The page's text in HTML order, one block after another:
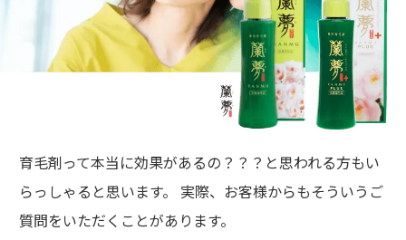
育毛剤って本当に効果があるの？？？と思われる方もい
らっしゃると思います。 実際、お客様からもそういうご
質問をいただくことがあります。